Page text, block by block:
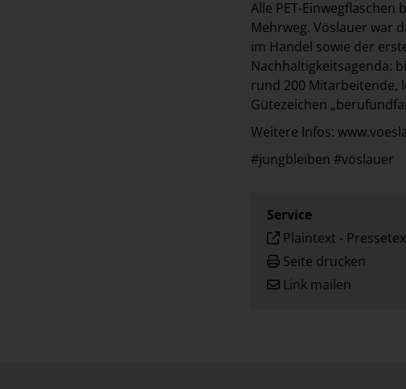
Alle PET-Einwegflaschen
Mehrweg. Vöslauer war
im Handel sowie der
Nachhaltigkeitsagenda:
rund 200 Mitarbeitende,
Gütezeichen
Weitere Infos:
#jungbleiben #vöslauer
Service
Plaintext -
Seite drucken
Link mailen